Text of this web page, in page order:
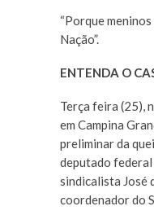
“Porque
Nação”.
ENTENDA O
Terça feira (25),
em Campina
preliminar da
deputado
sindicalista José
coordenador do